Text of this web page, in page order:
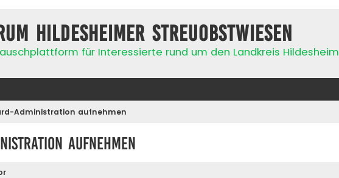
Hildesheimer Streuobstwiesen
für Interessierte rund um den Landkreis Hildesheim
Administration aufnehmen
aufnehmen